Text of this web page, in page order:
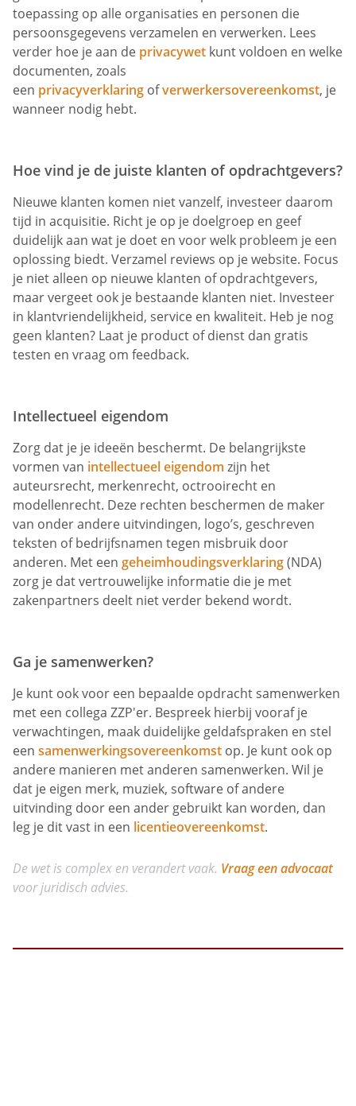
toepassing op alle organisaties en personen die
persoonsgegevens verzamelen en verwerken. Lees
verder hoe je aan de privacywet kunt voldoen en welke
documenten, zoals
een privacyverklaring ofverwerkersovereenkomst, je
wanneer nodig hebt.
Hoe vind je de juiste klanten of opdrachtgevers?
Nieuwe klanten komen niet vanzelf, investeer daarom
tijd in acquisitie. Richt je op je doelgroep en geef
duidelijk aan wat je doet en voor welk probleem je een
oplossing biedt. Verzamel reviews op je website. Focus
je niet alleen op nieuwe klanten of opdrachtgevers,
maar vergeet ook je bestaande klanten niet. Investeer
in klantvriendelijkheid, service en kwaliteit. Heb je nog
geen klanten? Laat je product of dienst dan gratis
testen en vraag om feedback.
Intellectueel eigendom
Zorg dat je je ideeën beschermt. De belangrijkste
vormen van intellectueel eigendom zijn het
auteursrecht, merkenrecht, octrooirecht en
modellenrecht. Deze rechten beschermen de maker
van onder andere uitvindingen, logo’s, geschreven
teksten of bedrijfsnamen tegen misbruik door
anderen. Met een geheimhoudingsverklaring(NDA)
zorg je dat vertrouwelijke informatie die je met
zakenpartners deelt niet verder bekend wordt.
Ga je samenwerken?
Je kunt ook voor een bepaalde opdracht samenwerken
met een collega ZZP'er. Bespreek hierbij vooraf je
verwachtingen, maak duidelijke geldafspraken en stel
een samenwerkingsovereenkomst op. Je kunt ook op
andere manieren met anderen samenwerken. Wil je
dat je eigen merk, muziek, software of andere
uitvinding door een ander gebruikt kan worden, dan
leg je dit vast in een licentieovereenkomst.
De wet is complex en verandert vaak. Vraag een advocaat
voor juridisch advies.